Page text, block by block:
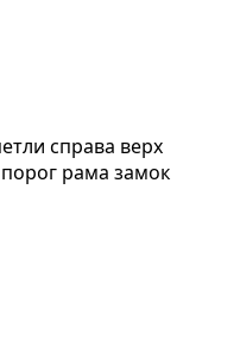
справа верх
рама замок